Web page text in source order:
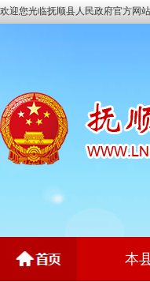
欢迎您光临抚顺县人民政府官方网
本